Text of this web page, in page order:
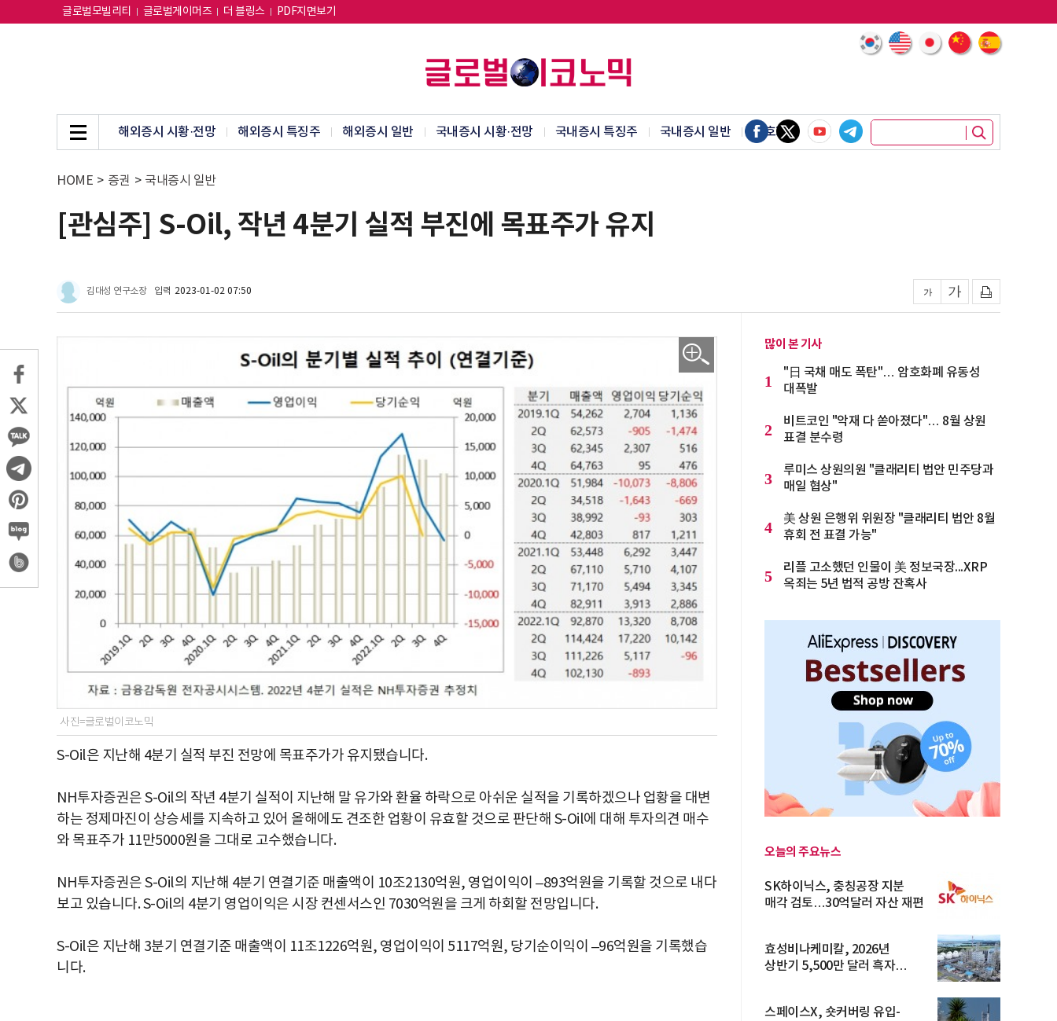
글로벌모빌리티 글로벌게이머즈 더 블링스 PDF지면보기
해외증시 시황·전망 해외증시 특징주 해외증시 일반 국내증시 시황·전망 국내증시 특징주 국내증시 일반 암호화폐
HOME > 증권 > 국내증시 일반
[관심주] S-Oil, 작년 4분기 실적 부진에 목표주가 유지
김대성 연구소장 입력 2023-01-02 07:50
사진=글로벌이코노믹
S-Oil은 지난해 4분기 실적 부진 전망에 목표주가가 유지됐습니다.
NH투자증권은 S-Oil의 작년 4분기 실적이 지난해 말 유가와 환율 하락으로 아쉬운 실적을 기록하겠으나 업황을 대변
하는 정제마진이 상승세를 지속하고 있어 올해에도 견조한 업황이 유효할 것으로 판단해 S-Oil에 대해 투자의견 매수
와 목표주가 11만5000원을 그대로 고수했습니다.
NH투자증권은 S-Oil의 지난해 4분기 연결기준 매출액이 10조2130억원, 영업이익이 –893억원을 기록할 것으로 내다
보고 있습니다. S-Oil의 4분기 영업이익은 시장 컨센서스인 7030억원을 크게 하회할 전망입니다.
S-Oil은 지난해 3분기 연결기준 매출액이 11조1226억원, 영업이익이 5117억원, 당기순이익이 –96억원을 기록했습
니다.
많이 본 기사
1
"日 국채 매도 폭탄"… 암호화폐 유동성
대폭발
2
비트코인 "악재 다 쏟아졌다"… 8월 상원
표결 분수령
3
루미스 상원의원 "클래리티 법안 민주당과
매일 협상"
4
美 상원 은행위 위원장 "클래리티 법안 8월
휴회 전 표결 가능"
5
리플 고소했던 인물이 美 정보국장...XRP
옥죄는 5년 법적 공방 잔혹사
오늘의 주요뉴스
SK하이닉스, 충칭공장 지분
매각 검토…30억달러 자산 재편
효성비나케미칼, 2026년
상반기 5,500만 달러 흑자
스페이스X, 숏커버링 유입-